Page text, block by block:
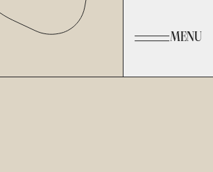
MENU